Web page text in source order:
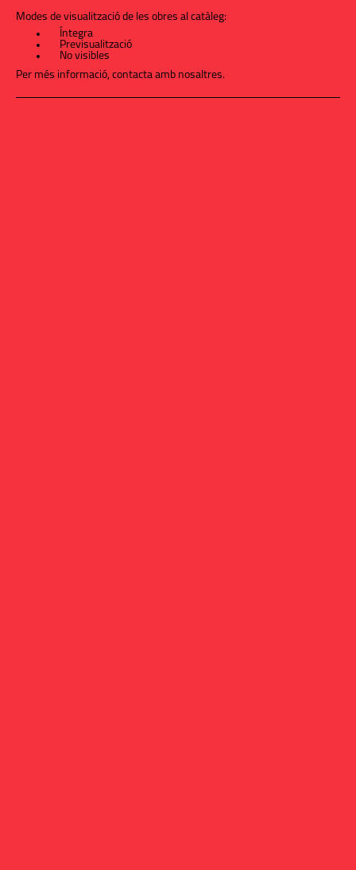
Modes de visualització de les obres al catàleg:
Íntegra
Previsualització
No visibles
Per més informació, contacta amb nosaltres.